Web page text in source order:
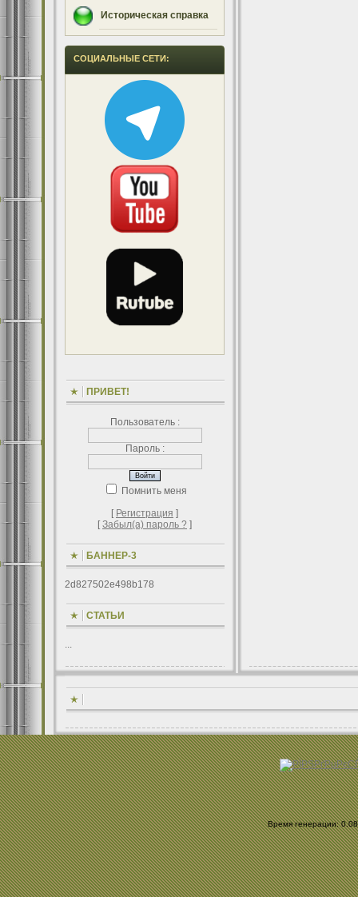
Историческая справка
СОЦИАЛЬНЫЕ СЕТИ:
ПРИВЕТ!
Пользователь :
Пароль :
Помнить меня
[ Регистрация ]
[Забыл(а) пароль ? ]
БАННЕР-3
2d827502e498b178
СТАТЬИ
...
Время генерации: